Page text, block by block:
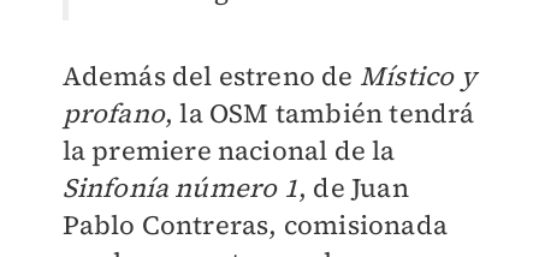
Además del estreno de Místico y
profano, la OSM también tendrá
la premiere nacional de la
Sinfonía número 1, de Juan
Pablo Contreras, comisionada